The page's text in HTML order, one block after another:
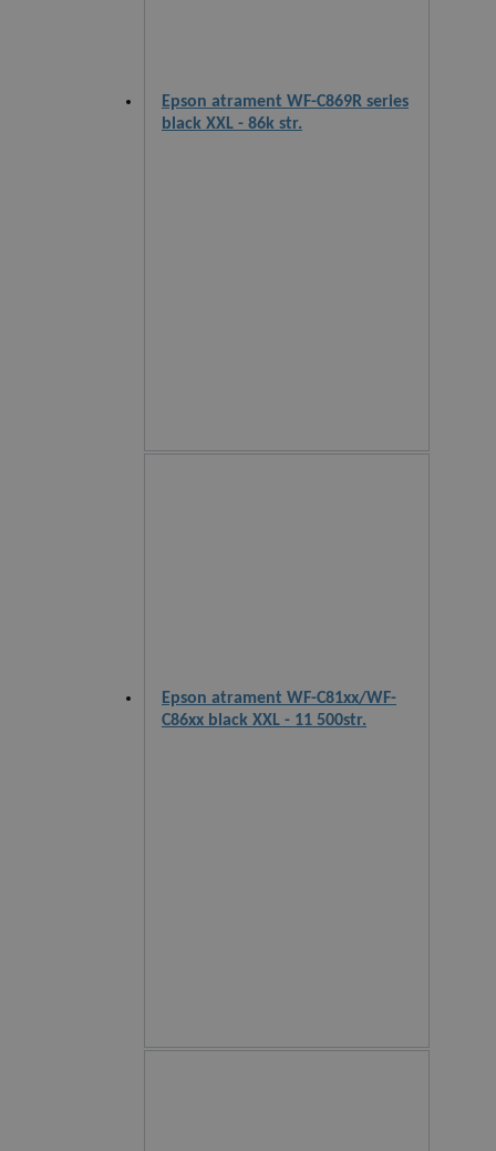
Epson atrament WF-C869R series
black XXL - 86k str.
Epson atrament WF-C81xx/WF-
C86xx black XXL - 11 500str.